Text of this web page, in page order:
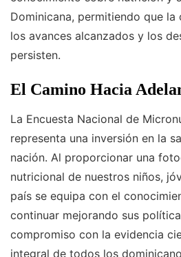
Dominicana, permitiendo que la
los avances alcanzados y los
persisten.
El Camino Hacia
La Encuesta Nacional de
representa una inversión en la
nación. Al proporcionar una
nutricional de nuestros niños,
país se equipa con el
continuar mejorando sus
compromiso con la evidencia
integral de todos los